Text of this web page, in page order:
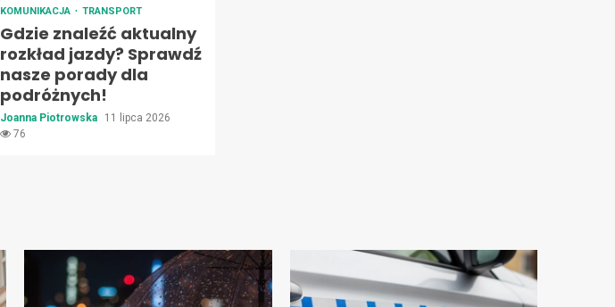
KOMUNIKACJA TRANSPORT
Gdzie znaleźć aktualny
rozkład jazdy? Sprawdź
nasze porady dla
podróżnych!
Joanna Piotrowska
11 lipca 2026
76